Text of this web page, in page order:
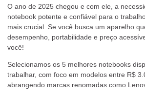
O ano de 2025 chegou e com ele, a
notebook potente e confiável para o
mais crucial. Se você busca um aparelho
desempenho, portabilidade e preço
você!
Selecionamos os 5 melhores notebooks
trabalhar, com foco em modelos entre R$
abrangendo marcas renomadas como